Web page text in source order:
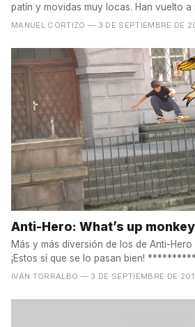
patín y movidas muy locas. Han vuelto a
MANUEL CORTIZO — 3 DE SEPTIEMBRE DE
Anti-Hero: What’s up
Más y más diversión de los de Anti-Hero
¡Estos sí que se lo pasan bien!
IVÁN TORRALBO — 3 DE SEPTIEMBRE DE